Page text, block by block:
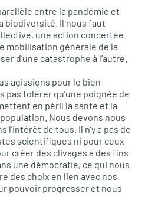
entre la pandémie et
biodiversité. Il nous faut
une action concertée
mobilisation générale de la
d’une catastrophe à l’autre.
agissions pour le bien
pas tolérer qu’une poignée de
en péril la santé et la
Nous devons nous
l’intérêt de tous. Il n’y a pas de
scientifiques ni pour ceux
créer des clivages à des fins
une démocratie, ce qui nous
des choix en lien avec nos
pouvoir progresser et nous